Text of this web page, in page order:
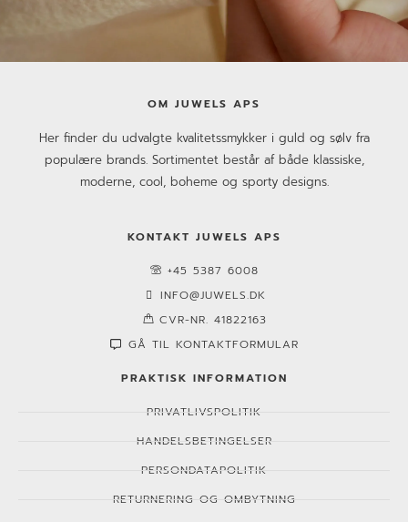
OM JUWELS APS
Her finder du udvalgte kvalitetssmykker i guld og sølv fra
populære brands. Sortimentet består af både klassiske,
moderne, cool, boheme og sporty designs.
KONTAKT JUWELS APS
+45 5387 6008
INFO@JUWELS.DK
CVR-NR. 41822163
GÅ TIL KONTAKTFORMULAR
PRAKTISK INFORMATION
PRIVATLIVSPOLITIK
HANDELSBETINGELSER
PERSONDATAPOLITIK
RETURNERING OG OMBYTNING